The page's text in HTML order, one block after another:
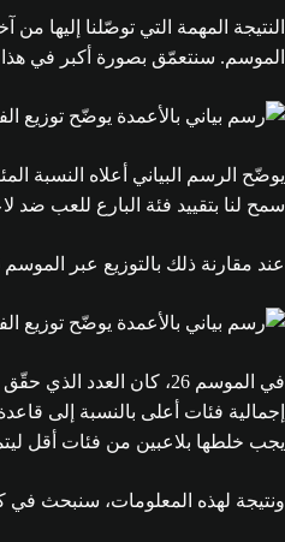
النتيجة المهمة التي توصّلنا إليها
الموسم. سنتعمّق بصورة أكبر في هذا
سمح لنا بتقييد فئة البارع للعب ضد لاعبين من
عند مقارنة ذلك بالتوزيع عبر الموسم 26 أدناه، نجد أن هناك اختلافاً كبيراً في الأعداد في الفئات الأعلى.
يجب خلطها بلاعبين من فئات أقل
ونتيجة لهذه المعلومات، سنبحث في